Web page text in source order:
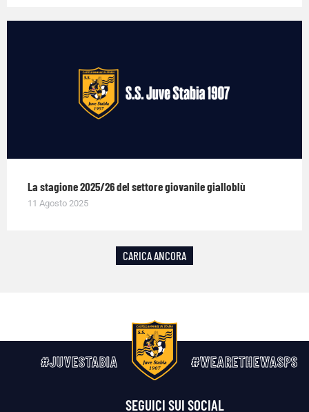
La stagione 2025/26 del settore giovanile gialloblù
11 Agosto 2025
CARICA ANCORA
#JUVESTABIA #WEARETHEWASPS
SEGUICI SUI SOCIAL